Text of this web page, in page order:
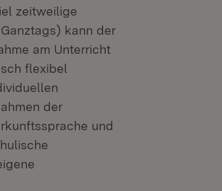
zeitweilige
kann der
am Unterricht
flexibel
der
und